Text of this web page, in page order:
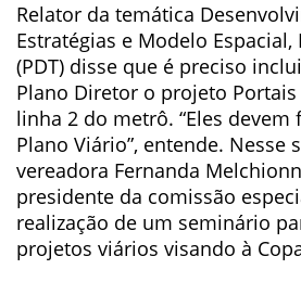
Relator da temática
Estratégias e Modelo
(PDT) disse que é preciso
Plano Diretor o projeto Portais
linha 2 do metrô. “Eles devem
Plano Viário”, entende. Nesse
vereadora Fernanda
presidente da comissão
realização de um seminário
projetos viários visando à